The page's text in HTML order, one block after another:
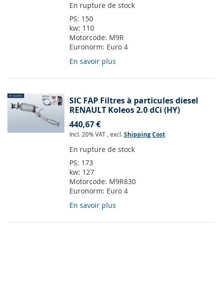
En rupture de stock
PS: 150
kw: 110
Motorcode: M9R
Euronorm: Euro 4
En savoir plus
SIC FAP Filtres à particules diesel
RENAULT Koleos 2.0 dCi (HY)
440,67 €
Incl. 20% VAT , excl.Shipping Cost
En rupture de stock
PS: 173
kw: 127
Motorcode: M9R830
Euronorm: Euro 4
En savoir plus